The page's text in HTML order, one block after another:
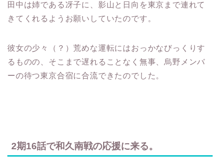
田中は姉である冴子に、影山と日向を東京まで連れて
きてくれるようお願いしていたのです。
彼女の少々（？）荒めな運転にはおっかなびっくりす
るものの、そこまで遅れることなく無事、烏野メンバ
ーの待つ東京合宿に合流できたのでした。
2期16話で和久南戦の応援に来る。